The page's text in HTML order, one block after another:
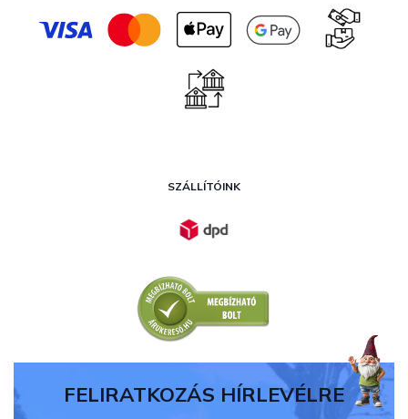
SZÁLLÍTÓINK
FELIRATKOZÁS HÍRLEVÉLRE